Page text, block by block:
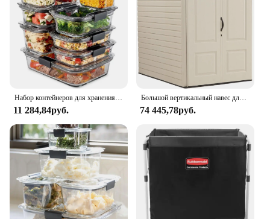
Набор контейнеров для хранения продуктов Rubbermaid Brilliance из 36 шт.
11 284,84руб.
Большой вертикальный навес для хранения на открытом воздухе из смолы Rubbermaid с пол (6,2 x 4,6 фута), устойчивый к атмосферным воздействиям, бежевый/коричневый, организация для
74 445,78руб.